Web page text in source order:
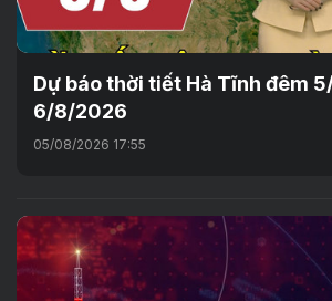
Dự báo thời tiết Hà Tĩnh đêm
6/8/2026
05/08/2026 17:55